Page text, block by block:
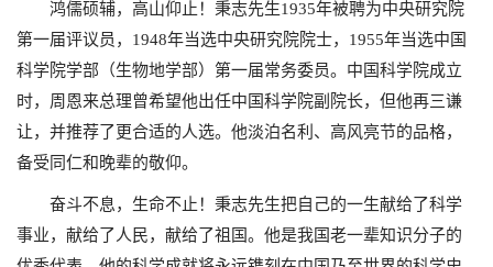
鸿儒硕辅，高山仰止！秉志先生1935年被聘为中央研究院
第一届评议员， 1948年当选中央研究院院士， 1955年当选中国
科学院学部（生物地学部）第一届常务委员。中国科学院成立
时，周恩来总理曾希望他出任中国科学院副院长，但他再三谦
让，并推荐了更合适的人选。他淡泊名利、高风亮节的品格，
备受同仁和晚辈的敬仰。
奋斗不息，生命不止！秉志先生把自己的一生献给了科学
事业，献给了人民，献给了祖国。他是我国老一辈知识分子的